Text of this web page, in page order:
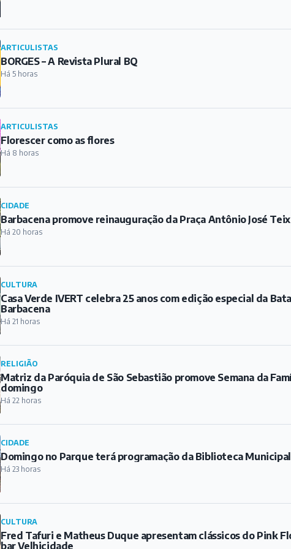
ARTICULISTAS
BORGES – A Revista Plural BQ
Há 5 horas
ARTICULISTAS
Florescer como as flores
Há 8 horas
CIDADE
Barbacena promove reinauguração da Praça Antônio José
Há 20 horas
CULTURA
Casa Verde IVERT celebra 25 anos com edição especial da
Barbacena
Há 21 horas
RELIGIÃO
Matriz da Paróquia de São Sebastião promove Semana da
domingo
Há 22 horas
CIDADE
Domingo no Parque terá programação da Biblioteca
Há 23 horas
CULTURA
Fred Tafuri e Matheus Duque apresentam clássicos do Pink
bar Velhicidade